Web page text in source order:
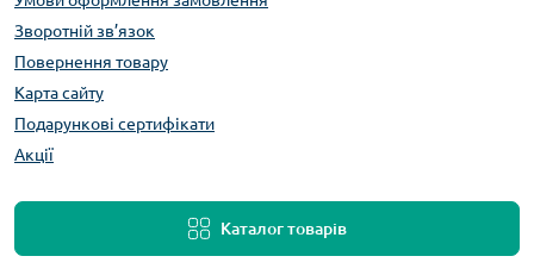
Зворотній зв’язок
Повернення товару
Карта сайту
Подарункові сертифікати
Акції
Каталог товарів